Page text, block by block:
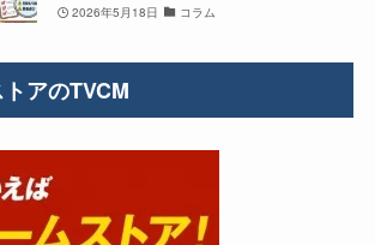
2026年5月18日 コラム
アのTVCM